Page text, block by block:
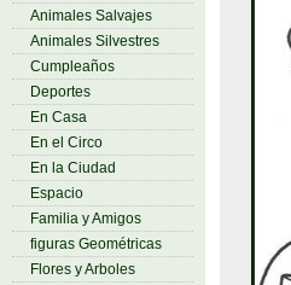
Animales Salvajes
Animales Silvestres
Cumpleaños
Deportes
En Casa
En el Circo
En la Ciudad
Espacio
Familia y Amigos
figuras Geométricas
Flores y Arboles